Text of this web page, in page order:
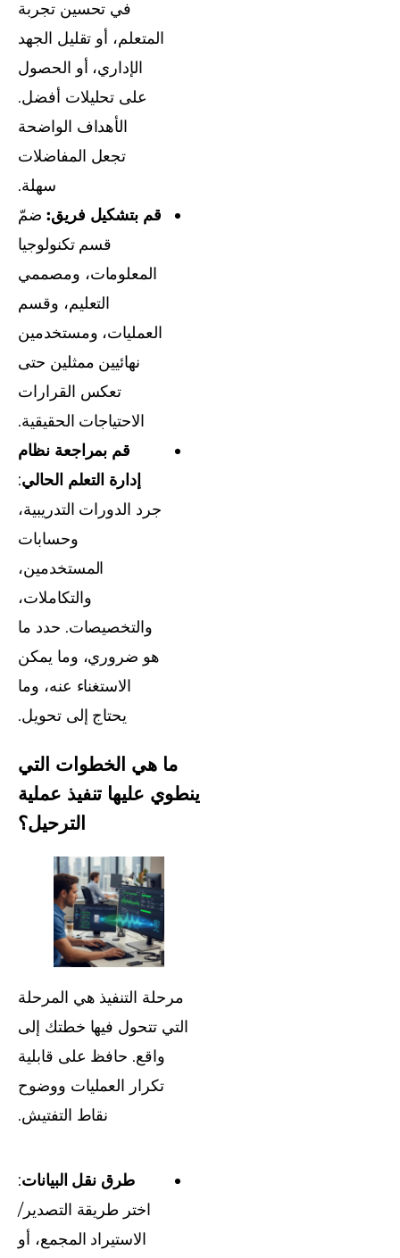
في تحسين تجربة
المتعلم، أو تقليل الجهد
الإداري، أو الحصول
على تحليلات أفضل.
الأهداف الواضحة
تجعل المفاضلات
سهلة.
قم بتشكيل فريق: ضمّ
قسم تكنولوجيا
المعلومات، ومصممي
التعليم، وقسم
العمليات، ومستخدمين
نهائيين ممثلين حتى
تعكس القرارات
الاحتياجات الحقيقية.
قم بمراجعة نظام
إدارة التعلم الحالي:
جرد الدورات التدريبية،
وحسابات
المستخدمين،
والتكاملات،
والتخصيصات. حدد ما
هو ضروري، وما يمكن
الاستغناء عنه، وما
يحتاج إلى تحويل.
ما هي الخطوات التي
ينطوي عليها تنفيذ عملية
الترحيل؟
مرحلة التنفيذ هي المرحلة
التي تتحول فيها خطتك إلى
واقع. حافظ على قابلية
تكرار العمليات ووضوح
نقاط التفتيش.
طرق نقل البيانات:
اختر طريقة التصدير/
الاستيراد المجمع، أو